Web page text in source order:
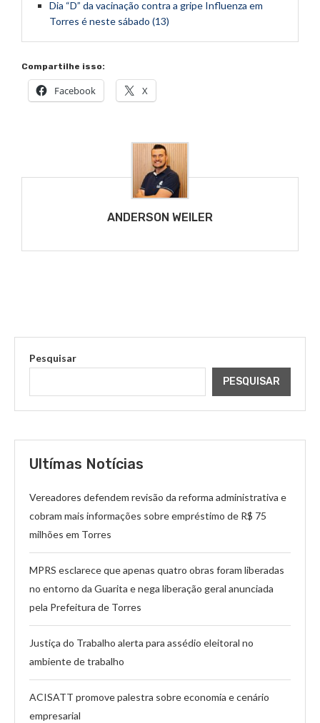
Dia “D” da vacinação contra a gripe Influenza em
Torres é neste sábado (13)
Compartilhe isso:
Facebook X
ANDERSON WEILER
Pesquisar
PESQUISAR
Ultímas Notícias
Vereadores defendem revisão da reforma administrativa e
cobram mais informações sobre empréstimo de R$ 75
milhões em Torres
MPRS esclarece que apenas quatro obras foram liberadas
no entorno da Guarita e nega liberação geral anunciada
pela Prefeitura de Torres
Justiça do Trabalho alerta para assédio eleitoral no
ambiente de trabalho
ACISATT promove palestra sobre economia e cenário
empresarial